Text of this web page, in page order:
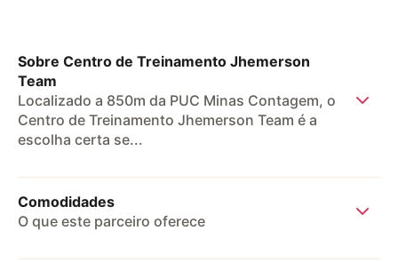
Sobre Centro de Treinamento Jhemerson
Team
Localizado a 850m da PUC Minas Contagem, o
Centro de Treinamento Jhemerson Team é a
escolha certa se...
Localizado a 850m da PUC Minas
Contagem, o Centro de Treinamento
Jhemerson Team é a escolha certa se você
está procurando um centro de
Comodidades
O que este parceiro oferece